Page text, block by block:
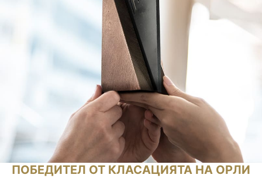
ПОБЕДИТЕЛ ОТ КЛАСАЦИЯТА НА ОРЛИ